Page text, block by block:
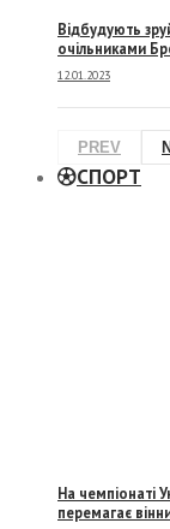
Відбудують
очільниками
12.01.2023
PREV
СПОРТ
На чемпіонаті
перемагає